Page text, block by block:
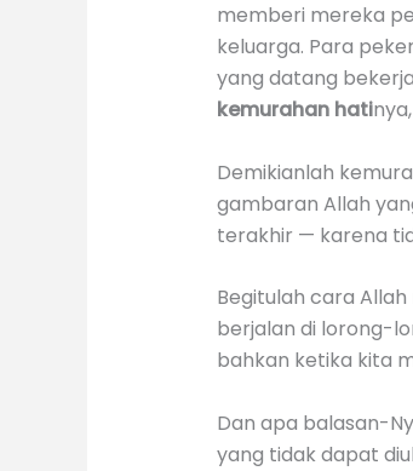
memberi mereka
keluarga. Para
yang datang
kemurahan hati
Demikianlah
gambaran Allah
terakhir — karena
Begitulah cara
berjalan di lorong-
bahkan ketika kita
Dan apa balasan-
yang tidak dapat